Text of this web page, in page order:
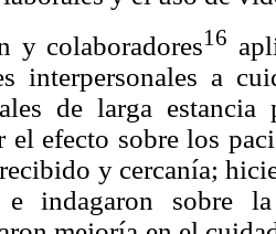
y colaboradores16
interpersonales a
de larga
el efecto sobre los
y cercanía;
e indagaron sobre